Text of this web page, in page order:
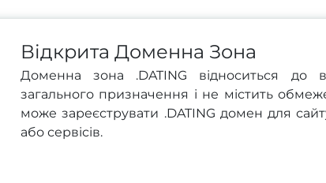
Відкрита Доменна Зона
Доменна зона .DATING відноситься до
загального призначення і не містить
може зареєструвати .DATING домен для
або сервісів.